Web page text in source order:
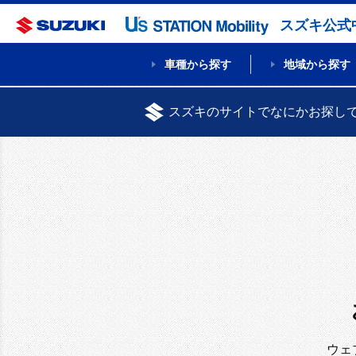
スズキ公式
車種から探す 地域から探す
スズキのサイトでなにかお探し
ウェ